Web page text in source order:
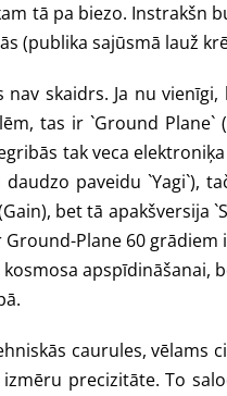
tā pa biezo. Instrakšn
(publika sajūsmā lauž
nav skaidrs. Ja nu
tas ir `Ground Plane`
tak veca
paveidu `Yagi`),
bet tā
Ground-Plane 60
caurules, vēlams
precizitāte. To